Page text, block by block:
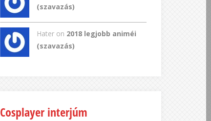
(szavazás)
Hater on 2018 legjobb animéi
(szavazás)
Cosplayer interjúm